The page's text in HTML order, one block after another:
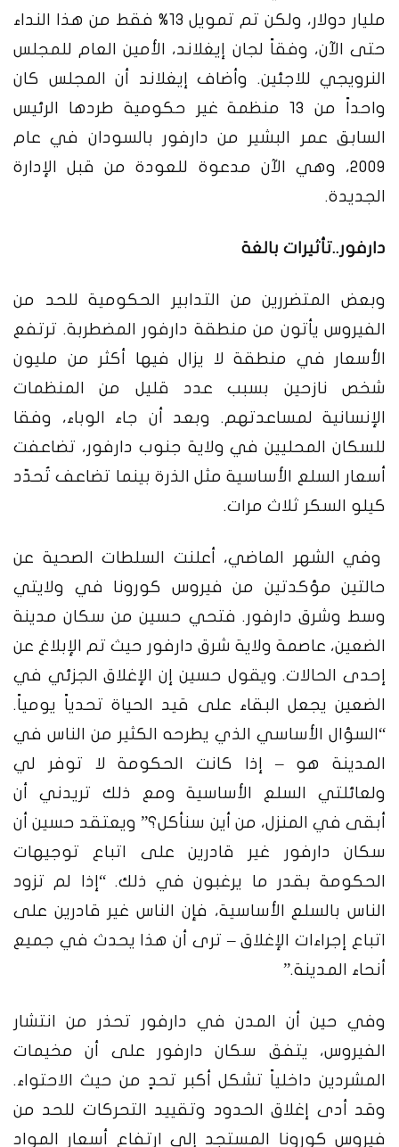
مليار دولار، ولكن تم تمويل 13% فقط من هذا النداء
حتى الآن، وفقاً لجان إيغلاند، الأمين العام للمجلس
النرويجي للاجئين. وأضاف إيغلاند أن المجلس كان
واحداً من 13 منظمة غير حكومية طردها الرئيس
السابق عمر البشير من دارفور بالسودان في عام
2009، وهي الآن مدعوة للعودة من قبل الإدارة
الجديدة.
دارفور..تأثيرات بالغة
وبعض المتضررين من التدابير الحكومية للحد من
الفيروس يأتون من منطقة دارفور المضطربة. ترتفع
الأسعار في منطقة لا يزال فيها أكثر من مليون
شخص نازحين بسبب عدد قليل من المنظمات
الإنسانية لمساعدتهم. وبعد أن جاء الوباء، وفقا
للسكان المحليين في ولاية جنوب دارفور، تضاعفت
أسعار السلع الأساسية مثل الذرة بينما تضاعف تُحدّد
كيلو السكر ثلاث مرات.
وفي الشهر الماضي، أعلنت السلطات الصحية عن
حالتين مؤكدتين من فيروس كورونا في ولايتي
وسط وشرق دارفور. فتحي حسين من سكان مدينة
الضعين، عاصمة ولاية شرق دارفور حيث تم الإبلاغ عن
إحدى الحالات. ويقول حسين إن الإغلاق الجزئي في
الضعين يجعل البقاء على قيد الحياة تحدياً يومياً.
“السؤال الأساسي الذي يطرحه الكثير من الناس في
المدينة هو – إذا كانت الحكومة لا توفر لي
ولعائلتي السلع الأساسية ومع ذلك تريدني أن
أبقى في المنزل، من أين سنأكل؟” ويعتقد حسين أن
سكان دارفور غير قادرين على اتباع توجيهات
الحكومة بقدر ما يرغبون في ذلك. “إذا لم تزود
الناس بالسلع الأساسية، فإن الناس غير قادرين على
اتباع إجراءات الإغلاق – ترى أن هذا يحدث في جميع
أنحاء المدينة.”
وفي حين أن المدن في دارفور تحذر من انتشار
الفيروس، يتفق سكان دارفور على أن مخيمات
المشردين داخلياً تشكل أكبر تحدٍ من حيث الاحتواء.
وقد أدى إغلاق الحدود وتقييد التحركات للحد من
فيروس كورونا المستجد إلى ارتفاع أسعار المواد